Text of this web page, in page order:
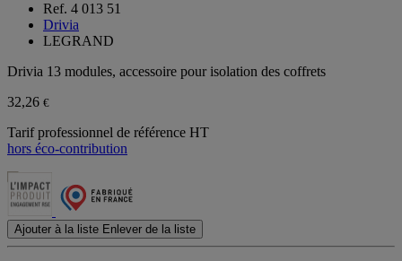
Ref. 4 013 51
Drivia
LEGRAND
Drivia 13 modules, accessoire pour isolation des coffrets
32,26 €
Tarif professionnel de référence HT
hors éco-contribution
Ajouter à la liste Enlever de la liste